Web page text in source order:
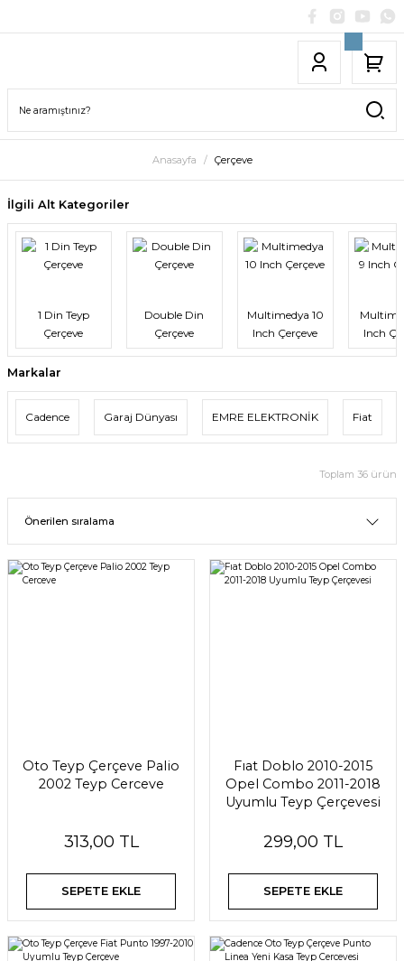
Anasayfa Çerçeve
İlgili Alt Kategoriler
1 Din Teyp
Çerçeve
Double Din
Çerçeve
Multimedya 10
Inch Çerçeve
Inch
Markalar
Cadence Garaj Dünyası EMRE ELEKTRONİK Fiat
Toplam 36 ürün
Oto Teyp Çerçeve Palio
2002 Teyp Cerceve
313,00 TL
SEPETE EKLE
Fıat Doblo 2010-2015
Opel Combo 2011-2018
Uyumlu Teyp Çerçevesi
299,00 TL
SEPETE EKLE